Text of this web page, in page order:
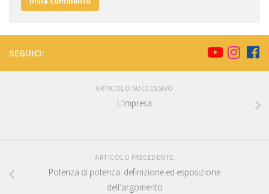
SEGUICI:
ARTICOLO SUCCESSIVO
L’impresa
ARTICOLO PRECEDENTE
Potenza di potenza: definizione ed esposizione
dell’argomento